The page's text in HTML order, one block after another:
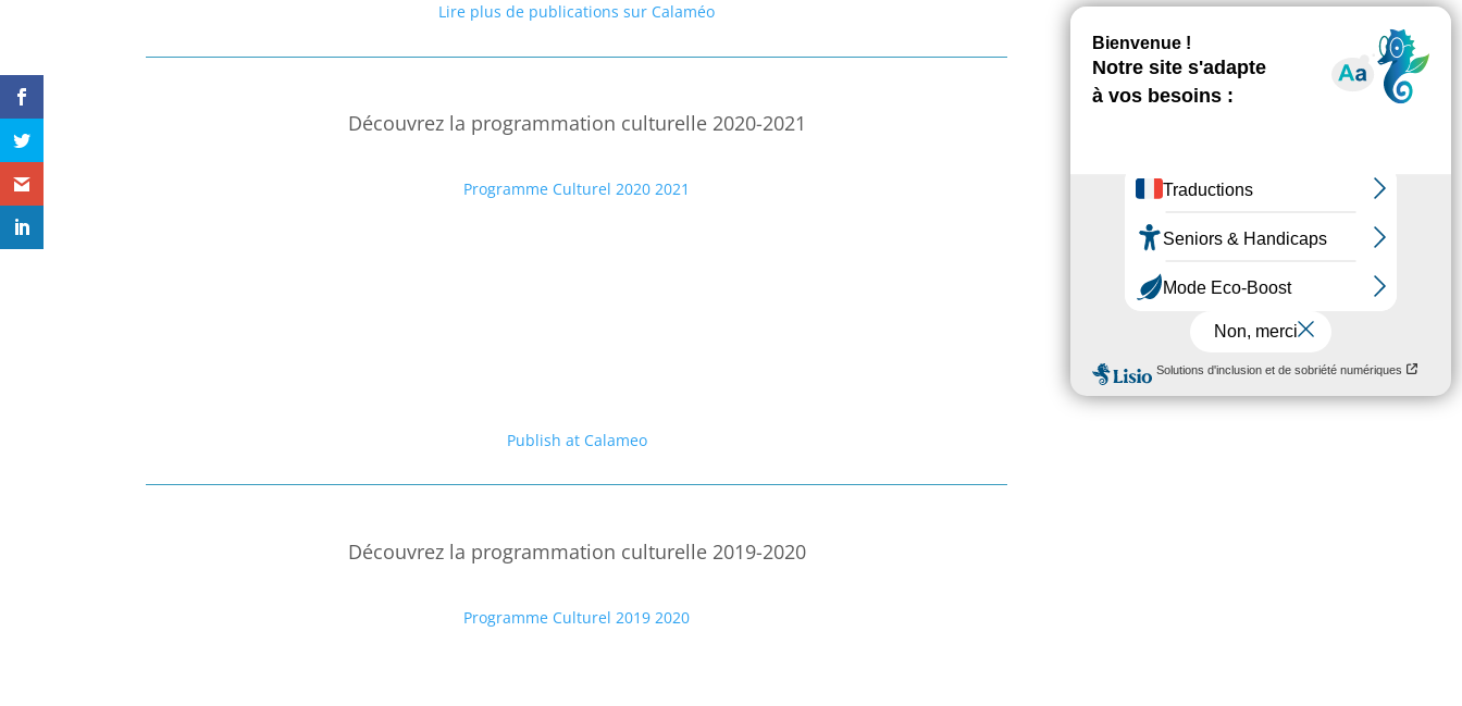
Lire plus de publications sur Calaméo
Découvrez la programmation culturelle 2020-2021
Programme Culturel 2020 2021
Publish at Calameo
Découvrez la programmation culturelle 2019-2020
Programme Culturel 2019 2020